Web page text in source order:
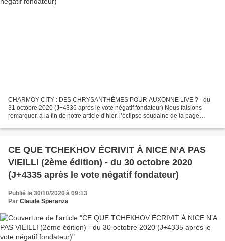
CHARMOY-CITY : DES CHRYSANTHÈMES POUR AUXONNE LIVE ? - du
31 octobre 2020 (J+4336 après le vote négatif fondateur) Nous faisions
remarquer, à la fin de notre article d’hier, l’éclipse soudaine de la page
CE QUE TCHEKHOV ÉCRIVIT À NICE N’A PAS
VIEILLI (2ème édition) - du 30 octobre 2020
(J+4335 après le vote négatif fondateur)
Publié le 30/10/2020 à 09:13
Par Claude Speranza